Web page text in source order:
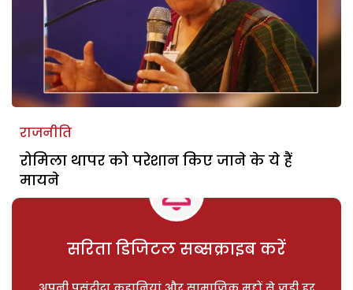
राजनीति
रोमिला थापर को परेशान किए जाने के ये हैं
मायने
सरिता डिजिटल सब्सक्राइब करें